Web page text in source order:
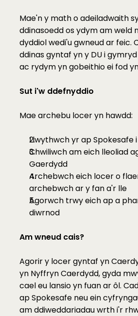
Mae'n y math o adeiladwaith
ddinasoedd os ydym am weld
dyddiol wedi'u gwneud ar feic.
ddinas gyntaf yn y DU i
ac rydym yn gobeithio ei fod
Sut i'w ddefnyddio
Mae archebu locer yn hawdd:
Llwythwch yr ap Spokesafe
Chwiliwch am eich lleoliad
Gaerdydd
Archebwch eich locer o
archebwch ar y fan a'r lle
Agorwch trwy eich ap a
diwrnod
Am wneud cais?
Agorir y locer gyntaf yn
yn Nyffryn Caerdydd, gyda
cael eu lansio yn fuan ar ôl.
ap Spokesafe neu ein
am ddiweddariadau wrth i'r